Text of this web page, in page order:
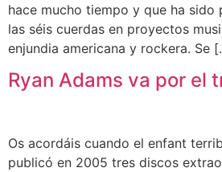
hace mucho tiempo y que ha
las séis cuerdas en proyectos
enjundia americana y rockera. Se
Ryan Adams va por el
Os acordáis cuando el enfant
publicó en 2005 tres discos